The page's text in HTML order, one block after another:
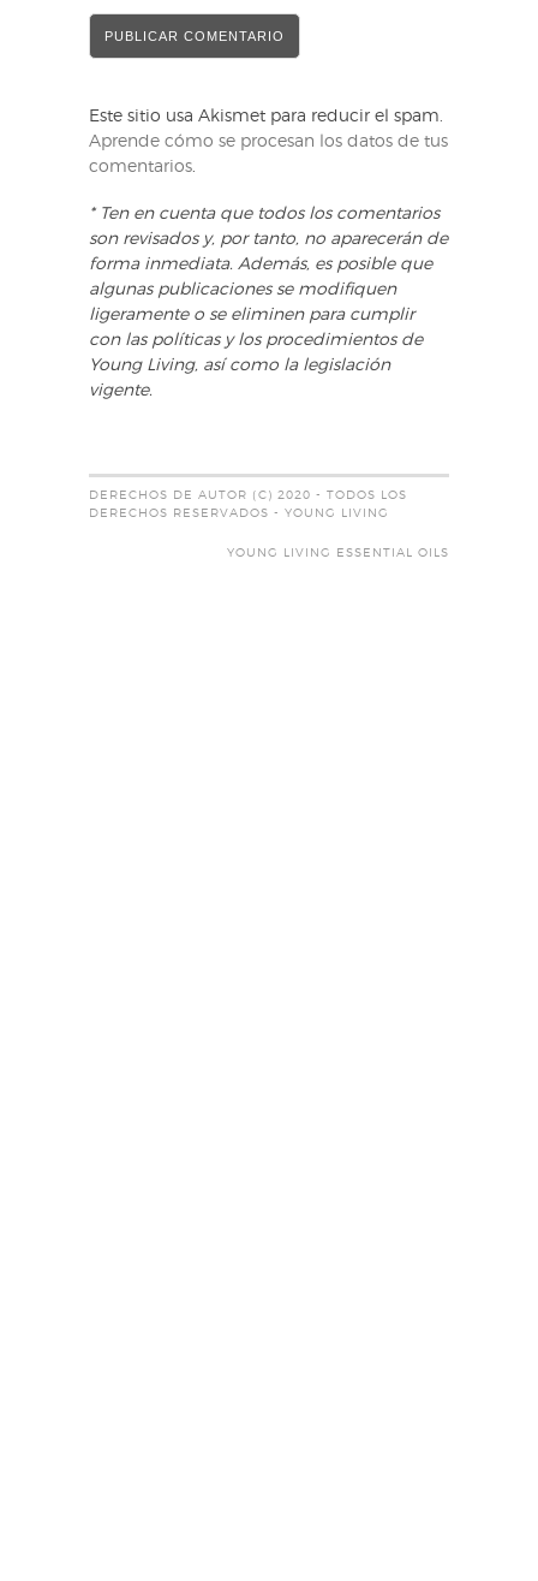
Este sitio usa Akismet para reducir el spam.
Aprende cómo se procesan los datos de tus
comentarios.
* Ten en cuenta que todos los comentarios
son revisados y, por tanto, no aparecerán de
forma inmediata. Además, es posible que
algunas publicaciones se modifiquen
ligeramente o se eliminen para cumplir
con las políticas y los procedimientos de
Young Living, así como la legislación
vigente.
DERECHOS DE AUTOR (C) 2020 - TODOS LOS
DERECHOS RESERVADOS - YOUNG LIVING
YOUNG LIVING ESSENTIAL OILS